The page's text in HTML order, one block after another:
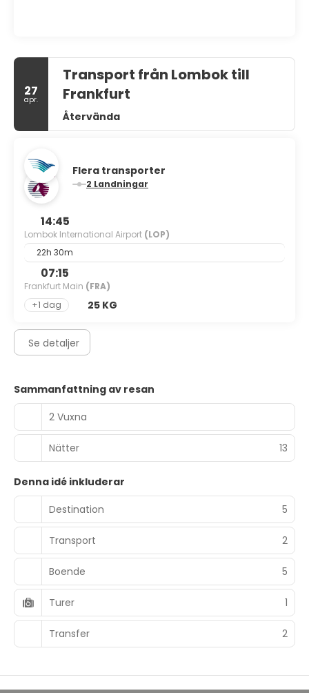
27
apr.
Transport från Lombok till
Frankfurt
Återvända
Flera transporter
2 Landningar
14:45
Lombok International Airport (LOP)
22h 30m
07:15
Frankfurt Main (FRA)
+1 dag
25 KG
Se detaljer
Sammanfattning av resan
2 Vuxna
Nätter 13
Denna idé inkluderar
Destination
5
Transport 2
Boende 5
Turer 1
Transfer 2